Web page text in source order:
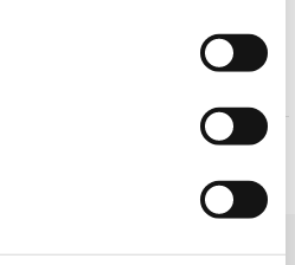
är här